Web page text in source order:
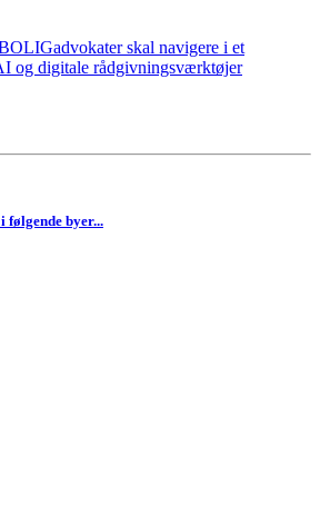
skal navigere i et
og digitale rådgivningsværktøjer
byer...